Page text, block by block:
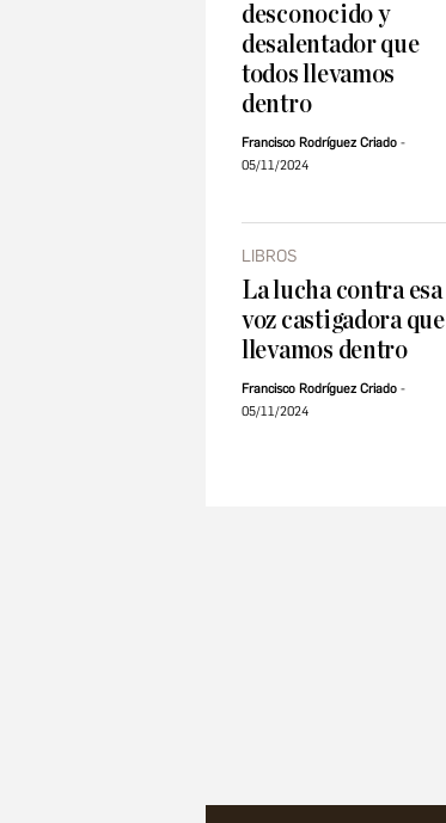
desconocido y
desalentador que
todos llevamos
dentro
Francisco Rodríguez Criado
05/11/2024
LIBROS
La lucha contra esa
voz castigadora que
llevamos dentro
Francisco Rodríguez Criado
05/11/2024